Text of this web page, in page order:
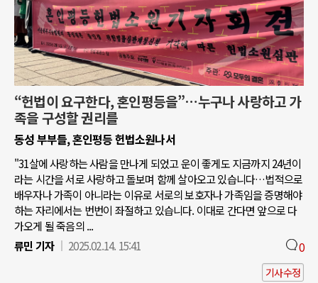
“헌법이 요구한다, 혼인평등을”…누구나 사랑하고 가
족을 구성할 권리를
동성 부부들, 혼인평등 헌법소원나서
"31살에 사랑하는 사람을 만나게 되었고 운이 좋게도 지금까지 24년이
라는 시간을 서로 사랑하고 돌보며 함께 살아오고 있습니다…법적으로
배우자나 가족이 아니라는 이유로 서로의 보호자나 가족임을 증명해야
하는 자리에서는 번번이 좌절하고 있습니다. 이대로 간다면 앞으로 다
가오게 될 죽음의 ...
류민 기자
2025.02.14. 15:41 0
기사수정